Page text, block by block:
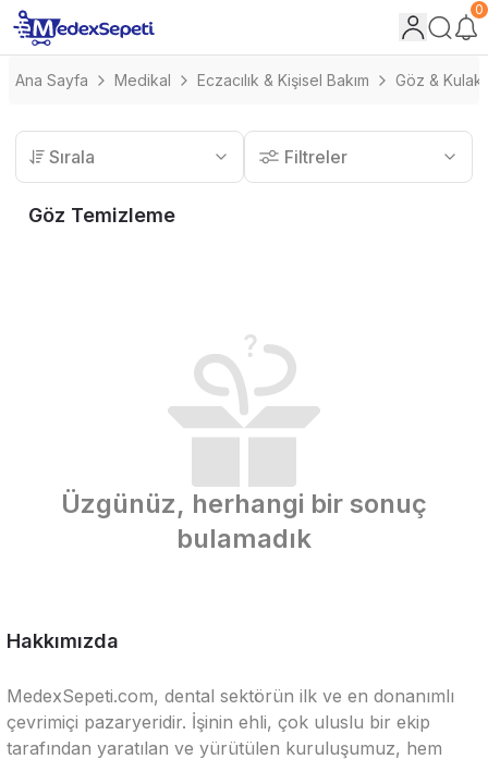
0
Ana Sayfa Medikal Eczacılık & Kişisel Bakım Göz & Kulak
Sırala Filtreler
Göz Temizleme
Üzgünüz, herhangi bir sonuç
bulamadık
Hakkımızda
MedexSepeti.com, dental sektörün ilk ve en donanımlı
çevrimiçi pazaryeridir. İşinin ehli, çok uluslu bir ekip
tarafından yaratılan ve yürütülen kuruluşumuz, hem